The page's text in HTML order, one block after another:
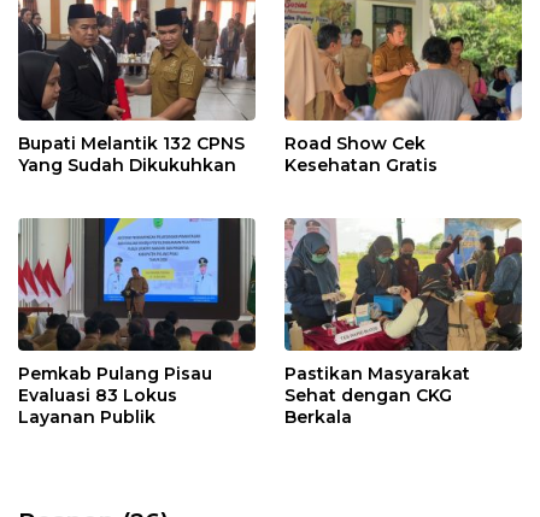
Bupati Melantik 132 CPNS
Yang Sudah Dikukuhkan
Road Show Cek
Kesehatan Gratis
Pemkab Pulang Pisau
Evaluasi 83 Lokus
Layanan Publik
Pastikan Masyarakat
Sehat dengan CKG
Berkala